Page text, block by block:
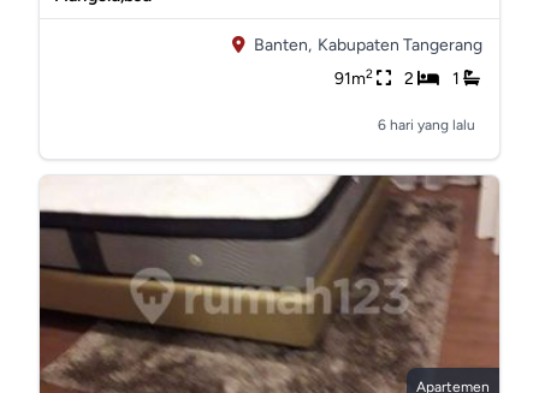
Banten, Kabupaten Tangerang
91m2 2 1
6 hari yang lalu
Apartemen